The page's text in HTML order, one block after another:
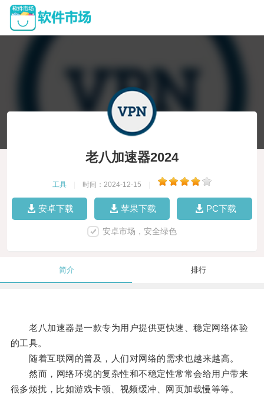
老八加速器2024
工具 时间：2024-12-15
安卓下载 苹果下载 PC下载
安卓市场，安全绿色
简介 排行
老八加速器是一款专为用户提供更快速、稳定网络体验
的工具。
随着互联网的普及，人们对网络的需求也越来越高。
然而，网络环境的复杂性和不稳定性常常会给用户带来
很多烦扰，比如游戏卡顿、视频缓冲、网页加载慢等等。